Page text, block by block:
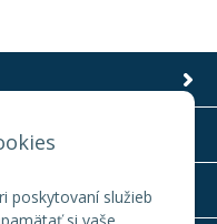
poskytovaní služieb